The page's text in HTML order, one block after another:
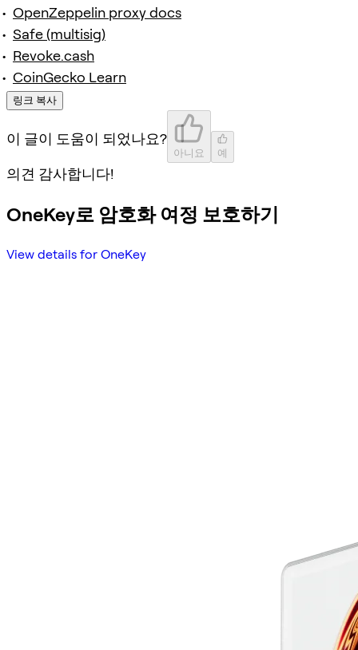
OpenZeppelin proxy docs
Safe (multisig)
Revoke.cash
CoinGecko Learn
링크 복사
이 글이 도움이 되었나요?
아니요 예
의견 감사합니다!
OneKey로 암호화 여정 보호하기
View details for OneKey